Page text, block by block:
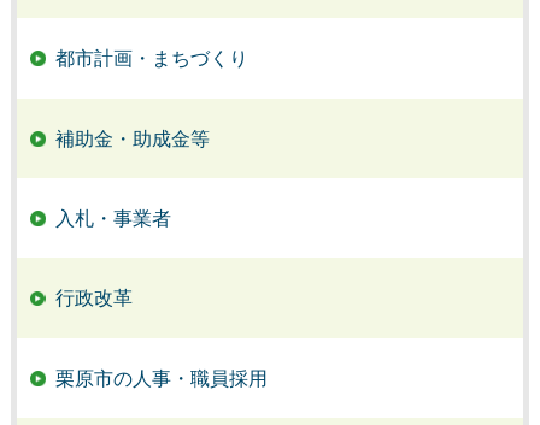
都市計画・まちづくり
補助金・助成金等
入札・事業者
行政改革
栗原市の人事・職員採用